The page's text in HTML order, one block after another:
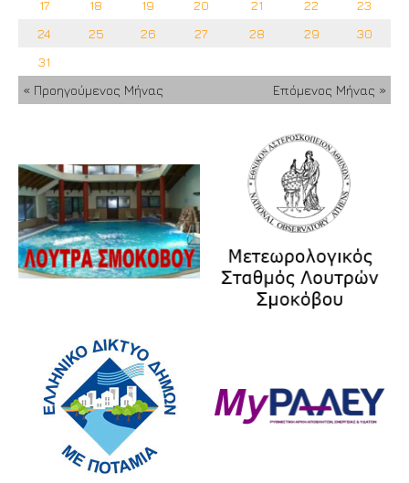
17 18 19 20 21 22
23
24
25 26 27 28 29
30
31
« Προηγούμενος Μήνας
Επόμενος Μήνας »